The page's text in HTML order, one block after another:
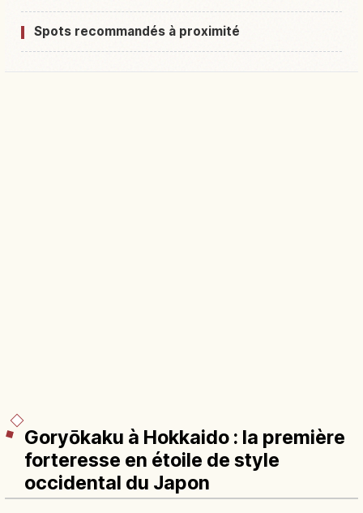
Spots recommandés à proximité
Goryōkaku à Hokkaido : la première
forteresse en étoile de style
occidental du Japon